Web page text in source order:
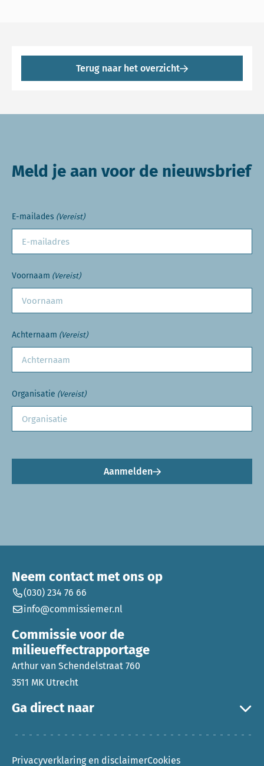
Terug naar het overzicht
Meld je aan voor de nieuwsbrief
E-mailades (Vereist)
Voornaam (Vereist)
Achternaam (Vereist)
Organisatie (Vereist)
Aanmelden
Ga direct naar
Neem contact met ons op
(030) 234 76 66
info@commissiemer.nl
Commissie voor de
milieueffectrapportage
Arthur van Schendelstraat 760
3511 MK Utrecht
Privacyverklaring en disclaimerCookies